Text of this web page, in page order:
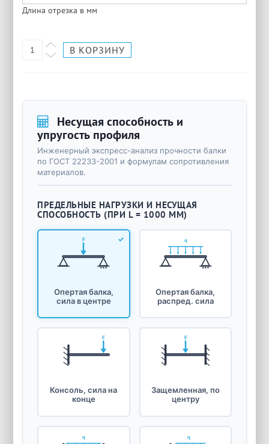
Длина отрезка в мм
Несущая способность и
упругость профиля
Инженерный экспресс-анализ прочности балки
по ГОСТ 22233-2001 и формулам сопротивления
материалов.
ПРЕДЕЛЬНЫЕ НАГРУЗКИ И НЕСУЩАЯ
СПОСОБНОСТЬ (ПРИ L = 1000 ММ)
F
Опертая балка,
сила в центре
q
Опертая балка,
распред. сила
F
Консоль, сила на
конце
F
Защемленная, по
центру
q q